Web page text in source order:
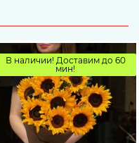
В наличии! Доставим до 60
мин!